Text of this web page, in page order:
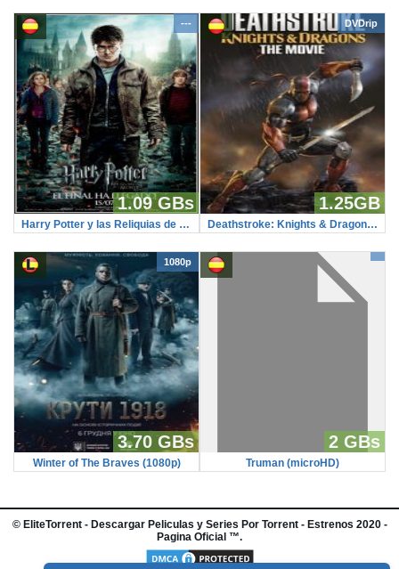
---
1.09 GBs
Harry Potter y las Reliquias de la Muerte – Parte II (mejorado) (TS-Screener)
DVDrip
1.25GB
Deathstroke: Knights & Dragons – The Movie
1080p
3.70 GBs
Winter of The Braves (1080p)
2 GBs
Truman (microHD)
© EliteTorrent- Descargar Peliculas y Series Por Torrent - Estrenos 2020 -
Pagina Oficial ™.